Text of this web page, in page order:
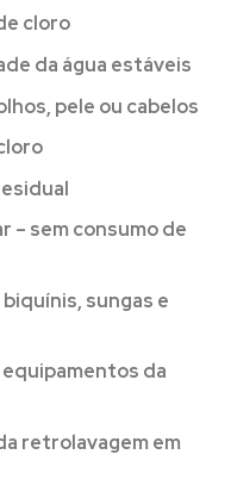
cloro
da água estáveis
pele ou cabelos
– sem consumo de
sungas e
da
retrolavagem em